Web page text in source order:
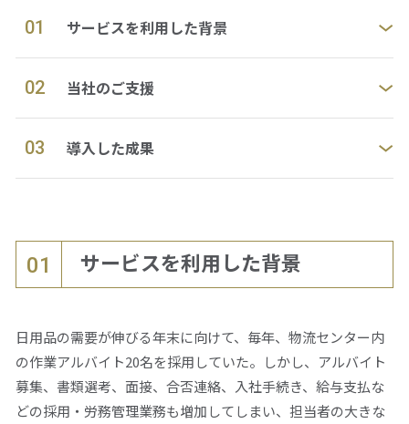
ご依頼・お問い合わせ
サービス事例集や、業務に役立つ資料を
ご用意しています
採用情報
01 サービスを利用した背景
02 当社のご支援
03 導入した成果
01 サービスを利用した背景
日用品の需要が伸びる年末に向けて、毎年、物流センター内
の作業アルバイト20名を採用していた。しかし、アルバイト
募集、書類選考、面接、合否連絡、入社手続き、給与支払な
どの採用・労務管理業務も増加してしまい、担当者の大きな